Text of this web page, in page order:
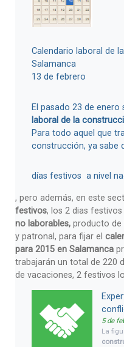
Calendario laboral de
Salamanca
13 de febrero
El pasado 23 de enero
laboral de la
Para todo aquel que
construcción, ya sabe
días festivos a nivel
, pero además, en este
festivos, los 2 dias
no laborables,producto de
y patronal, para fijar el
para 2015 en Salamanca
trabajarán un total de 220
de vacaciones, 2 festivos
5 de
La